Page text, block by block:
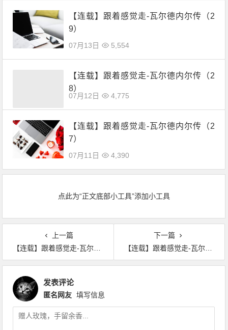
【连载】跟着感觉走-瓦尔德内尔传（2
9）
07月13日 5,554
【连载】跟着感觉走-瓦尔德内尔传（2
8）
07月12日 4,775
【连载】跟着感觉走-瓦尔德内尔传（2
7）
07月11日 4,390
点此为“正文底部小工具”添加小工具
上一篇
【连载】跟着感觉走-瓦尔德内尔传（29）
下一篇
【连载】跟着感觉走-瓦尔德内尔传（31）
发表评论
匿名网友 填写信息